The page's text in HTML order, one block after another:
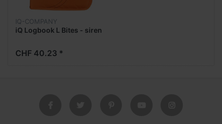
IQ-COMPANY
iQ Logbook L Bites - siren
CHF 40.23 *